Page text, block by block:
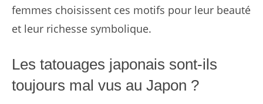
femmes choisissent ces motifs pour leur beauté
et leur richesse symbolique.
Les tatouages japonais sont-ils
toujours mal vus au Japon ?